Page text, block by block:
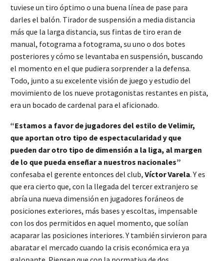
tuviese un tiro óptimo o una buena línea de pase para
darles el balón. Tirador de suspensión a media distancia
más que la larga distancia, sus fintas de tiro eran de
manual, fotograma a fotograma, su uno o dos botes
posteriores y cómo se levantaba en suspensión, buscando
el momento en el que pudiera sorprender a la defensa.
Todo, junto a su excelente visión de juego y estudio del
movimiento de los nueve protagonistas restantes en pista,
era un bocado de cardenal para el aficionado.
“Estamos a favor de jugadores del estilo de Velimir,
que aportan otro tipo de espectacularidad y que
pueden dar otro tipo de dimensión a la liga, al margen
de lo que pueda enseñar a nuestros nacionales”
confesaba el gerente entonces del club, Víctor Varela. Y es
que era cierto que, con la llegada del tercer extranjero se
abría una nueva dimensión en jugadores foráneos de
posiciones exteriores, más bases y escoltas, impensable
con los dos permitidos en aquel momento, que solían
acaparar las posiciones interiores. Y también sirvieron para
abaratar el mercado cuando la crisis económica era ya